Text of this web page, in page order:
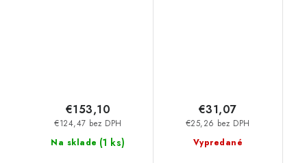
Na sklade (1 ks)
€124,47 bez DPH
€153,10
Vypredané
€25,26 bez DPH
€31,07